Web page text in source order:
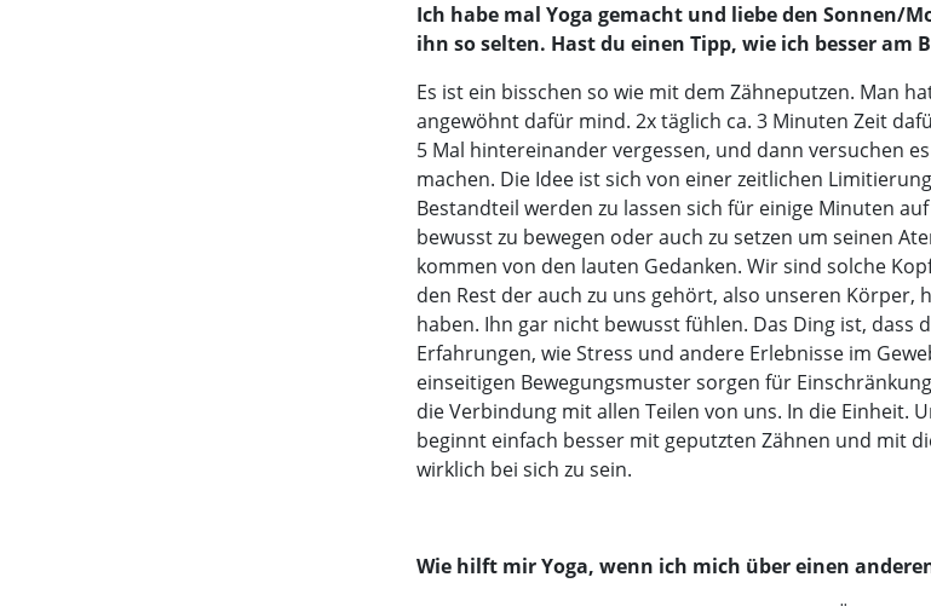
Ich habe mal Yoga gemacht und liebe den Sonnen/
ihn so selten. Hast du einen Tipp, wie ich besser am
Es ist ein bisschen so wie mit dem Zähneputzen. Man
angewöhnt dafür mind. 2x täglich ca. 3 Minuten Zeit
5 Mal hintereinander vergessen, und dann versuchen
machen. Die Idee ist sich von einer zeitlichen
Bestandteil werden zu lassen sich für einige Minuten
bewusst zu bewegen oder auch zu setzen um seinen
kommen von den lauten Gedanken. Wir sind solche
den Rest der auch zu uns gehört, also unseren Körper,
haben. Ihn gar nicht bewusst fühlen. Das Ding ist, dass
Erfahrungen, wie Stress und andere Erlebnisse im
einseitigen Bewegungsmuster sorgen für
die Verbindung mit allen Teilen von uns. In die Einheit.
beginnt einfach besser mit geputzten Zähnen und mit
wirklich bei sich zu sein.
Wie hilft mir Yoga, wenn ich mich über einen